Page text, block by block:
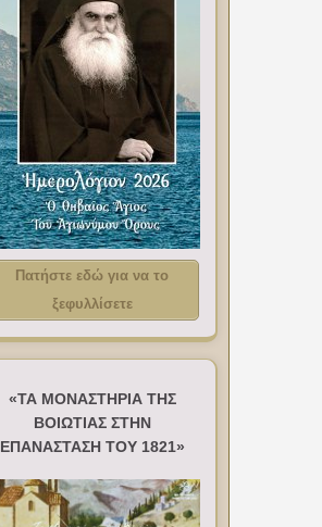
Πατήστε εδώ για να το
ξεφυλλίσετε
«ΤΑ ΜΟΝΑΣΤΗΡΙΑ ΤΗΣ
ΒΟΙΩΤΙΑΣ ΣΤΗΝ
ΕΠΑΝΑΣΤΑΣΗ ΤΟΥ 1821»